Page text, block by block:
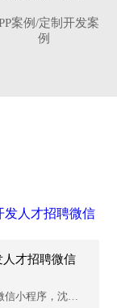
案例/定制开发案
例
才招聘微信
信小程序，沈阳